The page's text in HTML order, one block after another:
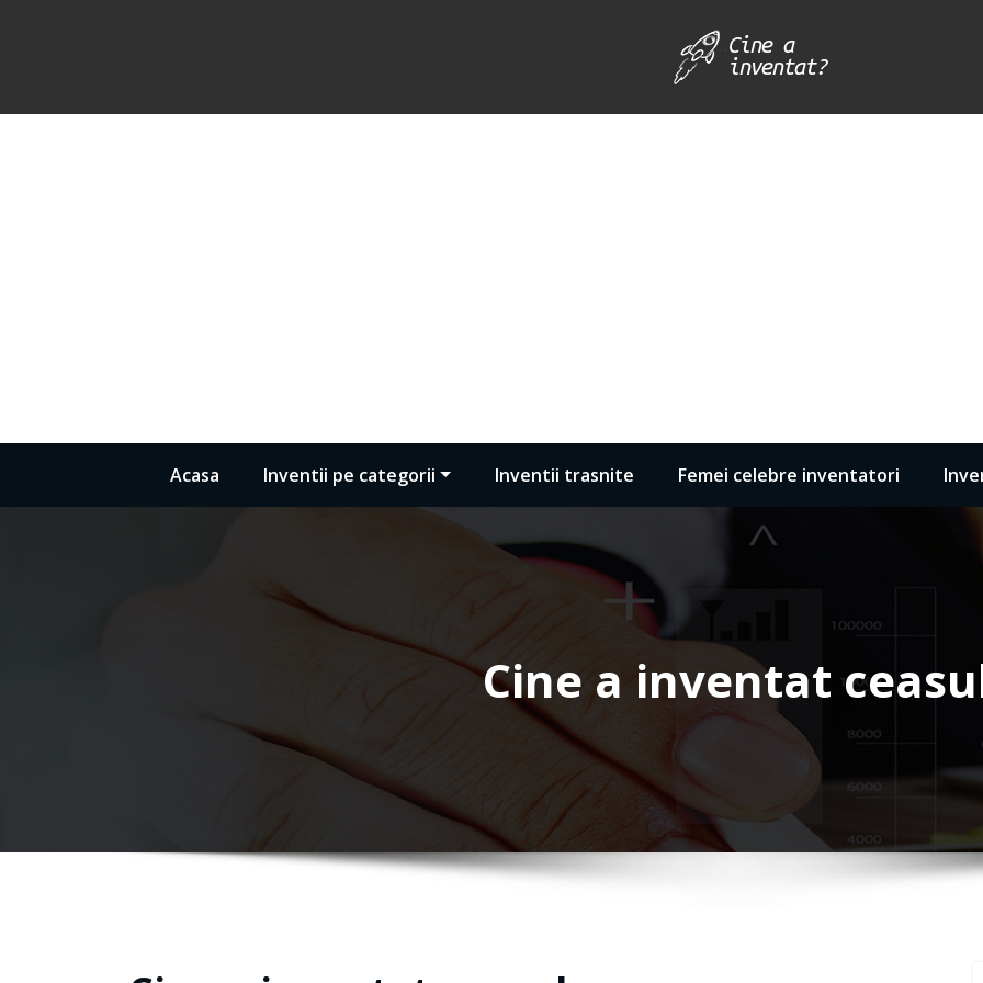
Acasa Inventii pe categorii Inventii trasnite Femei celebre inventatori
Cine a inventat